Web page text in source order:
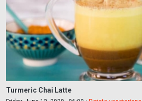
Turmeric Chai Latte